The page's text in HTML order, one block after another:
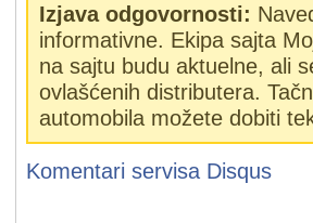
Izjava odgovornosti:
informativne. Ekipa sajta
na sajtu budu aktuelne, ali
ovlašćenih distributera.
automobila možete dobiti
Komentari servisa Disqus